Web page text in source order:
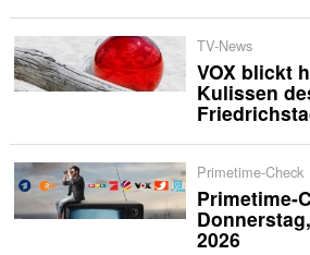
TV-News
VOX blickt
Kulissen
Primetime-Check
Primetime-
2026